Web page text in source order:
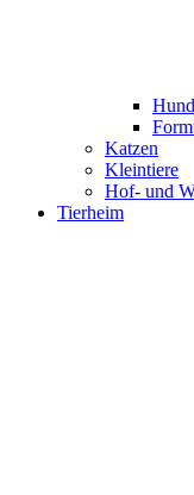
Katzen
Kleintiere
Hof- und
Tierheim